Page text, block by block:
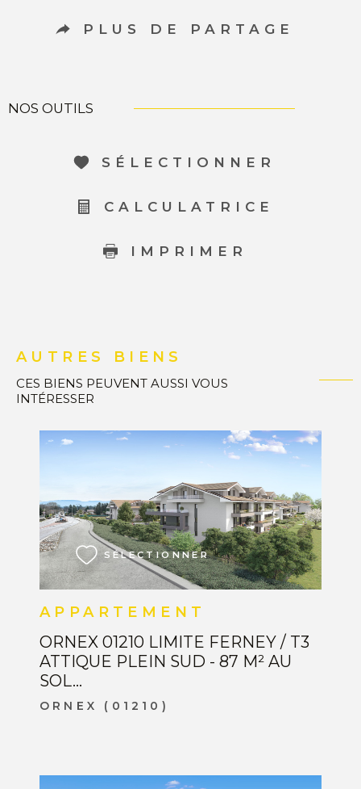
PLUS DE PARTAGE
NOS OUTILS
SÉLECTIONNER
CALCULATRICE
IMPRIMER
AUTRES BIENS
CES BIENS PEUVENT AUSSI VOUS
INTÉRESSER
APPARTEMENT
ORNEX 01210 LIMITE FERNEY / T3
ATTIQUE PLEIN SUD - 87 M² AU
SOL...
ORNEX (01210)
SÉLECTIONNER
VOIR LE BIEN